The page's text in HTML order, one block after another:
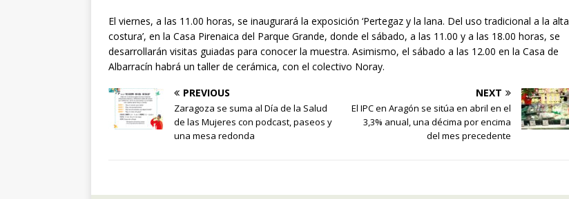
El viernes, a las 11.00 horas, se inaugurará la exposición ‘Pertegaz y la lana. Del uso tradicional a la alta
costura’, en la Casa Pirenaica del Parque Grande, donde el sábado, a las 11.00 y a las 18.00 horas, se
desarrollarán visitas guiadas para conocer la muestra. Asimismo, el sábado a las 12.00 en la Casa de
Albarracín habrá un taller de cerámica, con el colectivo Noray.
PREVIOUS
Zaragoza se suma al Día de la Salud
de las Mujeres con podcast, paseos y
una mesa redonda
NEXT
El IPC en Aragón se sitúa en abril en el
3,3% anual, una décima por encima
del mes precedente